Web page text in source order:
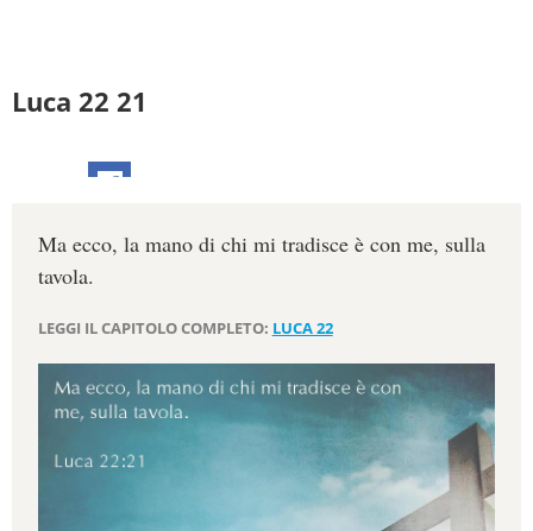
Luca 22 21
Ma ecco, la mano di chi mi tradisce è con me, sulla
tavola.
LEGGI IL CAPITOLO COMPLETO: LUCA 22